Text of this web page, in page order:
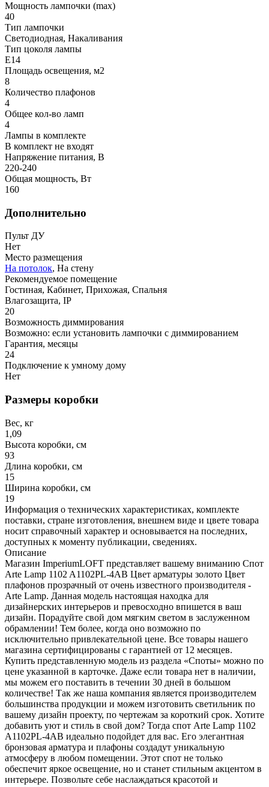
Мощность лампочки (max)
40
Тип лампочки
Светодиодная, Накаливания
Тип цоколя лампы
E14
Площадь освещения, м2
8
Количество плафонов
4
Общее кол-во ламп
4
Лампы в комплекте
В комплект не входят
Напряжение питания, В
220-240
Общая мощность, Вт
160
Дополнительно
Пульт ДУ
Нет
Место размещения
На потолок, На стену
Рекомендуемое помещение
Гостиная, Кабинет, Прихожая, Спальня
Влагозащита, IP
20
Возможность диммирования
Возможно: если установить лампочки с диммированием
Гарантия, месяцы
24
Подключение к умному дому
Нет
Размеры коробки
Вес, кг
1,09
Высота коробки, см
93
Длина коробки, см
15
Ширина коробки, см
19
Информация о технических характеристиках, комплекте
поставки, стране изготовления, внешнем виде и цвете товара
носит справочный характер и основывается на последних,
доступных к моменту публикации, сведениях.
Описание
Магазин ImperiumLOFT представляет вашему вниманию Спот
Arte Lamp 1102 A1102PL-4AB Цвет арматуры золото Цвет
плафонов прозрачный от очень известного производителя -
Arte Lamp. Данная модель настоящая находка для
дизайнерских интерьеров и превосходно впишется в ваш
дизайн. Порадуйте свой дом мягким светом в заслуженном
обрамлении! Тем более, когда оно возможно по
исключительно привлекательной цене. Все товары нашего
магазина сертифицированы с гарантией от 12 месяцев.
Купить представленную модель из раздела «Споты» можно по
цене указанной в карточке. Даже если товара нет в наличии,
мы можем его поставить в течении 30 дней в большом
количестве! Так же наша компания является производителем
большинства продукции и можем изготовить светильник по
вашему дизайн проекту, по чертежам за короткий срок. Хотите
добавить уют и стиль в свой дом? Тогда спот Arte Lamp 1102
A1102PL-4AB идеально подойдет для вас. Его элегантная
бронзовая арматура и плафоны создадут уникальную
атмосферу в любом помещении. Этот спот не только
обеспечит яркое освещение, но и станет стильным акцентом в
интерьере. Позвольте себе наслаждаться красотой и